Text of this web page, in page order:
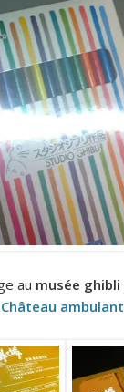
au musée ghibli
ambulant